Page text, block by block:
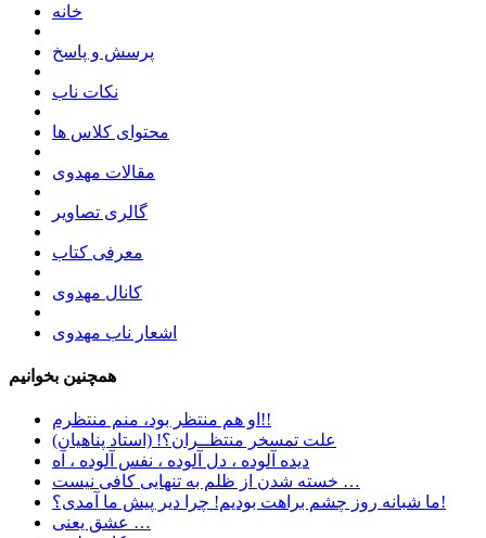
خانه
پرسش و پاسخ
نکات ناب
محتوای کلاس ها
مقالات مهدوی
گالری تصاویر
معرفی کتاب
کانال مهدوی
اشعار ناب مهدوی
همچنین بخوانیم
او هم منتظر بود، منم منتظرم!!
علت تمسخر منتظــران؟! (استاد پناهیان)
دیده آلوده ، دل آلوده ، نفس آلوده ، آه
خسته شدن از ظلم به تنهایی کافی نیست …
ما شبانه روز چشم براهت بودیم! چرا دیر پیش ما آمدی؟!
عشق یعنی …